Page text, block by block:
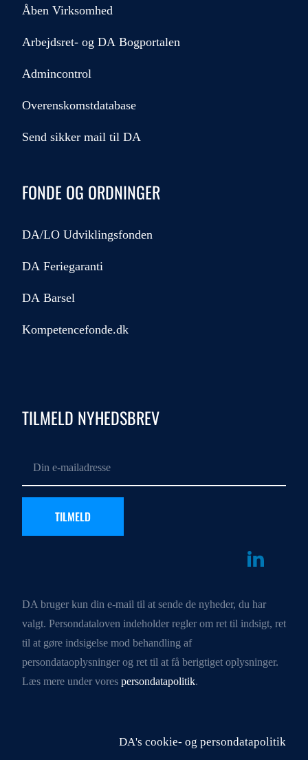
Åben Virksomhed
Arbejdsret- og DA Bogportalen
Admincontrol
Overenskomstdatabase
Send sikker mail til DA
FONDE OG ORDNINGER
DA/LO Udviklingsfonden
DA Feriegaranti
DA Barsel
Kompetencefonde.dk
TILMELD NYHEDSBREV
DA bruger kun din e-mail til at sende de nyheder, du har
valgt. Persondataloven indeholder regler om ret til indsigt, ret
til at gøre indsigelse mod behandling af
persondataoplysninger og ret til at få berigtiget oplysninger.
Læs mere under vores persondatapolitik.
DA's cookie- og persondatapolitik